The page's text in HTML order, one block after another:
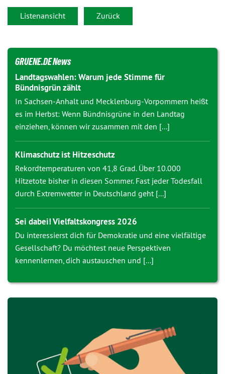
Listenansicht Zurück
GRUENE.DE News
Landtagswahlen: Warum jede Stimme für
Bündnisgrün zählt
In Sachsen-Anhalt und Mecklenburg-Vorpommern heißt
es im Herbst: Wenn Bündnisgrüne in den Landtag
einziehen, können wir zusammen mit den [...]
Klimaschutz ist Hitzeschutz
Rekordtemperaturen von 41,8 Grad. Über 10.000
Hitzetote bisher in diesen Sommer. Fast jeder Todesfall
durch Extremwetter in Deutschland geht [...]
Sei dabei! Vielfaltskongress 2026
Du interessierst dich für Demokratie und eine vielfältige
Gesellschaft? Du möchtest neue Perspektiven
kennenlernen, dich austauschen und [...]